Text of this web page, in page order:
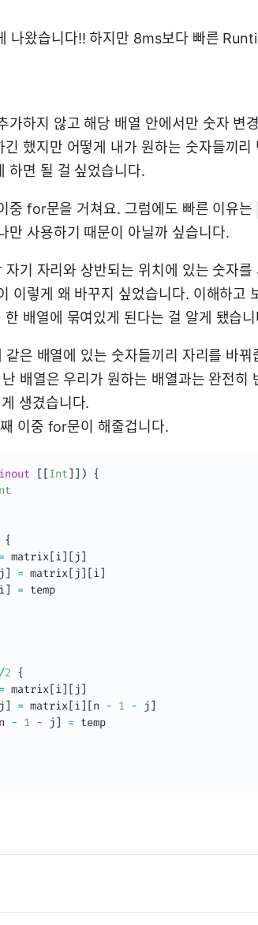
나왔습니다!! 하지만 8ms보다 빠른
가하지 않고 해당 배열 안에서만 숫자 변
했지만 어떻게 내가 원하는 숫자들끼리
하면 될 걸 싶었습니다.
중 for문을 거쳐요. 그럼에도 빠른 이유는
만 사용하기 때문이 아닐까 싶습니다.
기 자리와 상반되는 위치에 있는 숫자를
이렇게 왜 바꾸지 싶었습니다. 이해하고
배열에 묶여있게 된다는 걸 알게 됐습
은 배열에 있는 숫자들끼리 자리를 바꿔
배열은 우리가 원하는 배열과는 완전히
생겼습니다.
이중 for문이 해줄겁니다.
inout [ [Int] ] ) {
{
= matrix[i] [ j]
j] = matrix[ j] [i]
i] = temp
/2 {
= matrix[i] [ j]
j] = matrix[i] [n - 1 - j]
n - 1 - j] = temp